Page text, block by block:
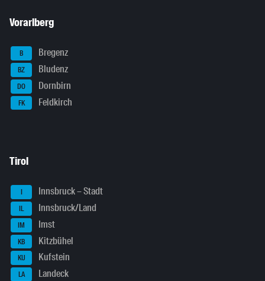
Vorarlberg
B Bregenz
BZ Bludenz
DO Dornbirn
FK Feldkirch
Tirol
I Innsbruck – Stadt
IL Innsbruck/Land
IM Imst
KB Kitzbühel
KU Kufstein
LA Landeck